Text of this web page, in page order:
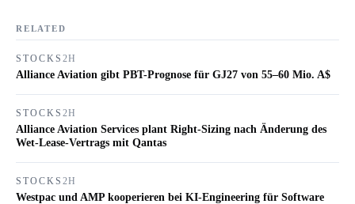
RELATED
STOCKS 2H
Alliance Aviation gibt PBT-Prognose für GJ27 von 55–60 Mio. A$
STOCKS 2H
Alliance Aviation Services plant Right-Sizing nach Änderung des
Wet-Lease-Vertrags mit Qantas
STOCKS 2H
Westpac und AMP kooperieren bei KI-Engineering für Software